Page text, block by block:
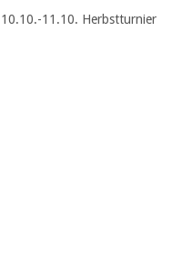
10.10.-11.10. Herbstturnier